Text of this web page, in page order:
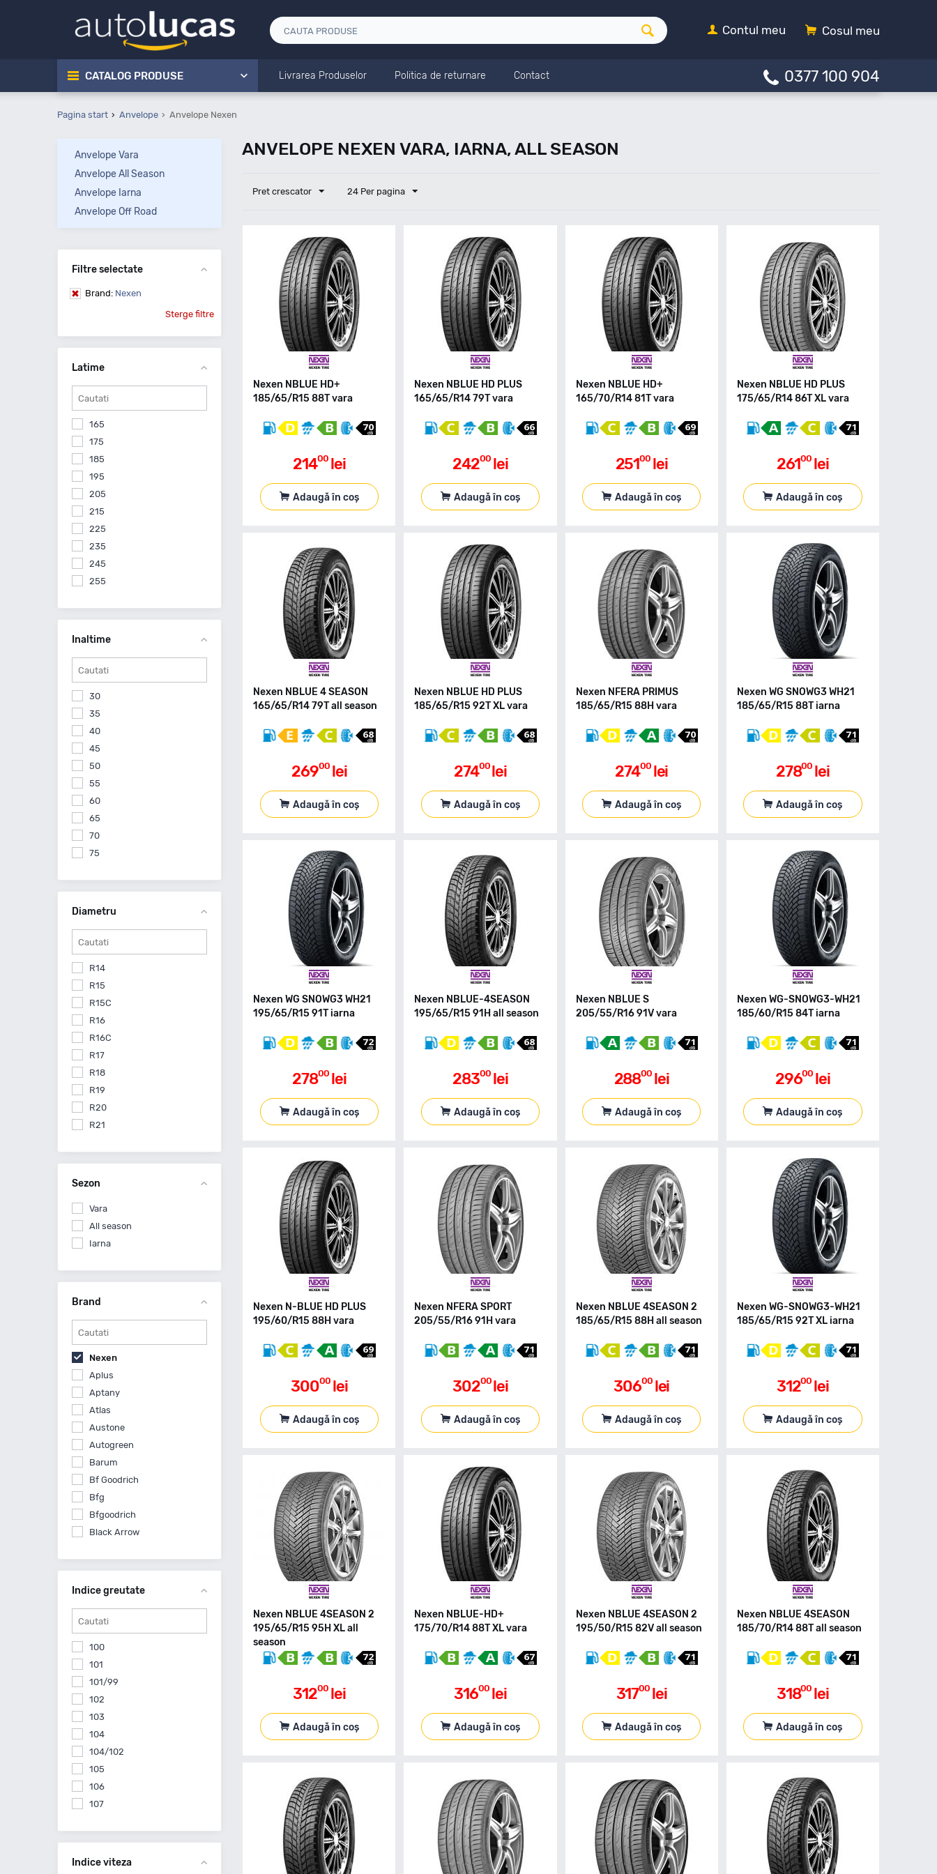
Cosul meu
Contul meu
CATALOG PRODUSE Livrarea Produselor Politica de returnare Contact 0377 100 904
Pagina start Anvelope Anvelope Nexen
ANVELOPE NEXEN VARA, IARNA, ALL SEASON
Pret crescator 24 Per pagina
Nexen NBLUE HD+
185/65/R15 88T vara
21400 lei
Adaugă în coș
Nexen NBLUE HD PLUS
165/65/R14 79T vara
24200 lei
Adaugă în coș
Nexen NBLUE HD+
165/70/R14 81T vara
25100 lei
Adaugă în coș
Nexen NBLUE HD PLUS
175/65/R14 86T XL vara
26100 lei
Adaugă în coș
Nexen NBLUE 4 SEASON
165/65/R14 79T all season
26900 lei
Adaugă în coș
Nexen NBLUE HD PLUS
185/65/R15 92T XL vara
27400 lei
Adaugă în coș
Nexen NFERA PRIMUS
185/65/R15 88H vara
27400 lei
Adaugă în coș
Nexen WG SNOWG3 WH21
185/65/R15 88T iarna
27800 lei
Adaugă în coș
Nexen WG SNOWG3 WH21
195/65/R15 91T iarna
27800 lei
Adaugă în coș
Nexen NBLUE-4SEASON
195/65/R15 91H all season
28300 lei
Adaugă în coș
Nexen NBLUE S
205/55/R16 91V vara
28800 lei
Adaugă în coș
Nexen WG-SNOWG3-WH21
185/60/R15 84T iarna
29600 lei
Adaugă în coș
Nexen N-BLUE HD PLUS
195/60/R15 88H vara
30000 lei
Adaugă în coș
Nexen NFERA SPORT
205/55/R16 91H vara
30200 lei
Adaugă în coș
Nexen NBLUE 4SEASON 2
185/65/R15 88H all season
30600 lei
Adaugă în coș
Nexen WG-SNOWG3-WH21
185/65/R15 92T XL iarna
31200 lei
Adaugă în coș
Nexen NBLUE 4SEASON 2
195/65/R15 95H XL all
season
31200 lei
Adaugă în coș
Nexen NBLUE-HD+
175/70/R14 88T XL vara
31600 lei
Adaugă în coș
Nexen NBLUE 4SEASON 2
195/50/R15 82V all season
31700 lei
Adaugă în coș
Nexen NBLUE 4SEASON
185/70/R14 88T all season
31800 lei
Adaugă în coș
Anvelope Vara
Anvelope All Season
Anvelope Iarna
Anvelope Off Road
Filtre selectate
Brand: Nexen
Sterge filtre
Latime
165
175
185
195
205
215
225
235
245
255
285
305
315
Inaltime
30
35
40
45
50
55
60
65
70
75
Diametru
R14
R15
R15C
R16
R16C
R17
R18
R19
R20
R21
Sezon
Vara
All season
Iarna
Brand
Nexen
Aplus
Aptany
Atlas
Austone
Autogreen
Barum
Bf Goodrich
Bfg
Bfgoodrich
Black Arrow
Comforser
Cooper
Cst By Maxxis
Delmax
Double Coin
Feu Vert
Indice greutate
100
101
101/99
102
103
104
104/102
105
106
107
Indice viteza